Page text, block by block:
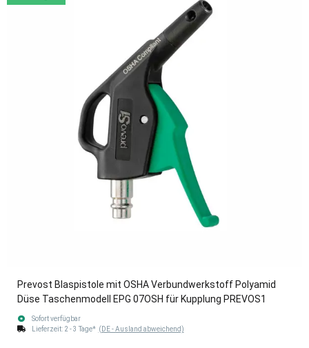
Prevost Blaspistole mit OSHA Verbundwerkstoff Polyamid
Düse Taschenmodell EPG 07OSH für Kupplung PREVOS1
Sofort verfügbar
Lieferzeit: 2 - 3 Tage* (DE - Ausland abweichend)